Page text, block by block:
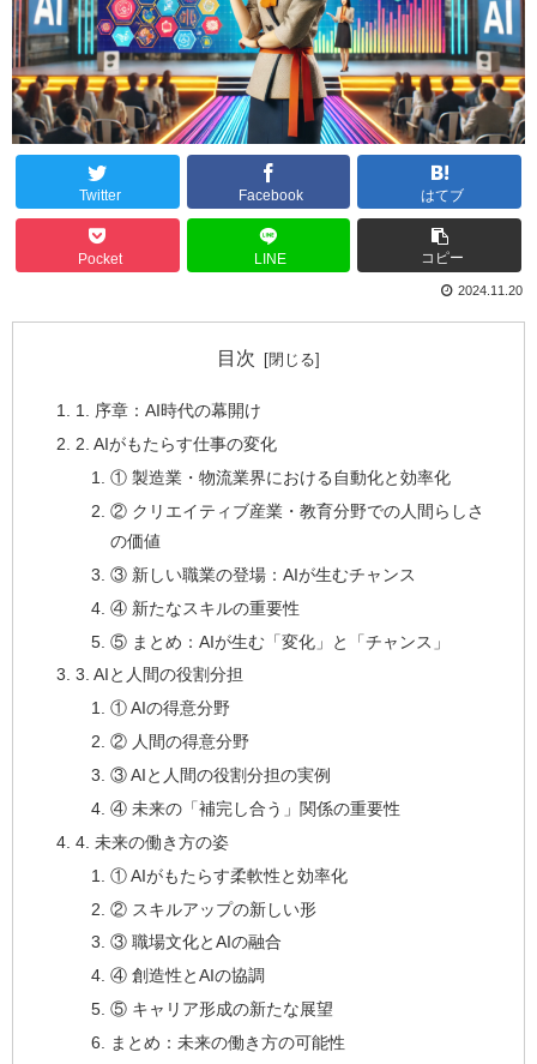
Twitter Facebook はてブ
Pocket LINE コピー
2024.11.20
目次
1. 序章：AI時代の幕開け
2. AIがもたらす仕事の変化
① 製造業・物流業界における自動化と効率化
② クリエイティブ産業・教育分野での人間らしさ
の価値
③ 新しい職業の登場：AIが生むチャンス
④ 新たなスキルの重要性
⑤ まとめ：AIが生む「変化」と「チャンス」
3. AIと人間の役割分担
① AIの得意分野
② 人間の得意分野
③ AIと人間の役割分担の実例
④ 未来の「補完し合う」関係の重要性
4. 未来の働き方の姿
① AIがもたらす柔軟性と効率化
② スキルアップの新しい形
③ 職場文化とAIの融合
④ 創造性とAIの協調
⑤ キャリア形成の新たな展望
まとめ：未来の働き方の可能性